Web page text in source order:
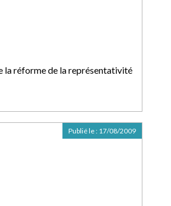
la réforme de la représentativité
Publié le : 17/08/2009